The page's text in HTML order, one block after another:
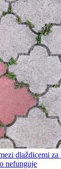
dlaždicemi
nefunguje